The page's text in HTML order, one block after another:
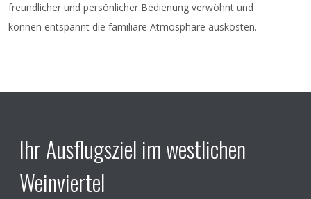
freundlicher und persönlicher Bedienung verwöhnt und
können entspannt die familiäre Atmosphäre auskosten.
Ihr Ausflugsziel im westlichen
Weinviertel